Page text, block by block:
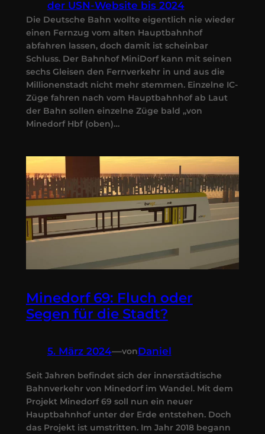
der USN-Website bis 2024
Die Deutsche Bahn wollte eigentlich nie wieder
einen Fernzug vom alten Hauptbahnhof
abfahren lassen, doch damit ist scheinbar
Schluss. Der Bahnhof MiniDorf kann mit seinen
sechs Gleisen den Fernverkehr in und aus die
Millionenstadt nicht mehr stemmen. Einzelne IC-
Züge fahren nach vom Hauptbahnhof ab Laut
der Bahn sollen einzelne Züge bald „von
Minedorf Hbf (oben)…
Minedorf 69: Fluch oder
Segen für die Stadt?
5. März 2024—vonDaniel
Seit Jahren befindet sich der innerstädtische
Bahnverkehr von Minedorf im Wandel. Mit dem
Projekt Minedorf 69 soll nun ein neuer
Hauptbahnhof unter der Erde entstehen. Doch
das Projekt ist umstritten. Im Jahr 2018 begann